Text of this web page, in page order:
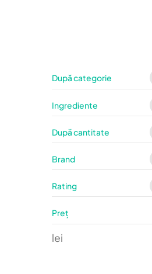
După categorie
Ingrediente
După cantitate
Brand
Rating
Preț
lei